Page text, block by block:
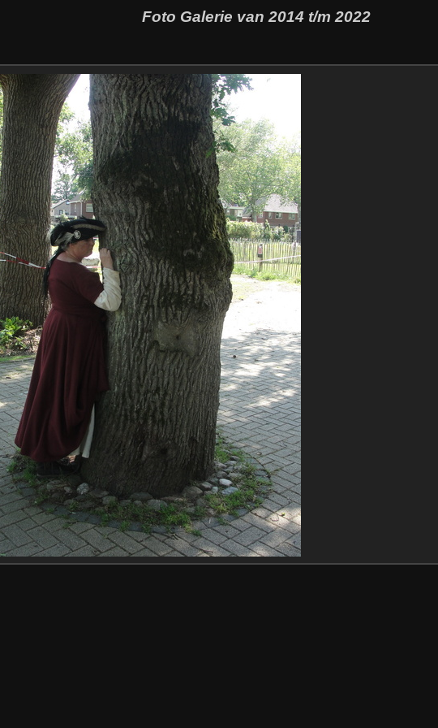
Foto Galerie van 2014 t/m 2022